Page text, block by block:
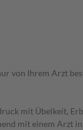
von Ihrem Arzt
mit Übelkeit,
mit einem Arzt